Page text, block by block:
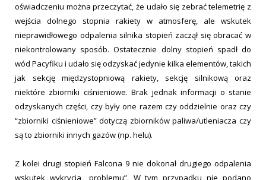
oświadczeniu można przeczytać, że udało się zebrać telemetrię z
wejścia dolnego stopnia rakiety w atmosferę, ale wskutek
nieprawidłowego odpalenia silnika stopień zaczął się obracać w
niekontrolowany sposób. Ostatecznie dolny stopień spadł do
wód Pacyfiku i udało się odzyskać jedynie kilka elementów, takich
jak sekcję międzystopniową rakiety, sekcję silnikową oraz
niektóre zbiorniki ciśnieniowe. Brak jednak informacji o stanie
odzyskanych części, czy były one razem czy oddzielnie oraz czy
“zbiorniki ciśnieniowe” dotyczą zbiorników paliwa/utleniacza czy
są to zbiorniki innych gazów (np. helu).
Z kolei drugi stopień Falcona 9 nie dokonał drugiego odpalenia
wskutek wykrycia „problemu”. W tym przypadku nie podano